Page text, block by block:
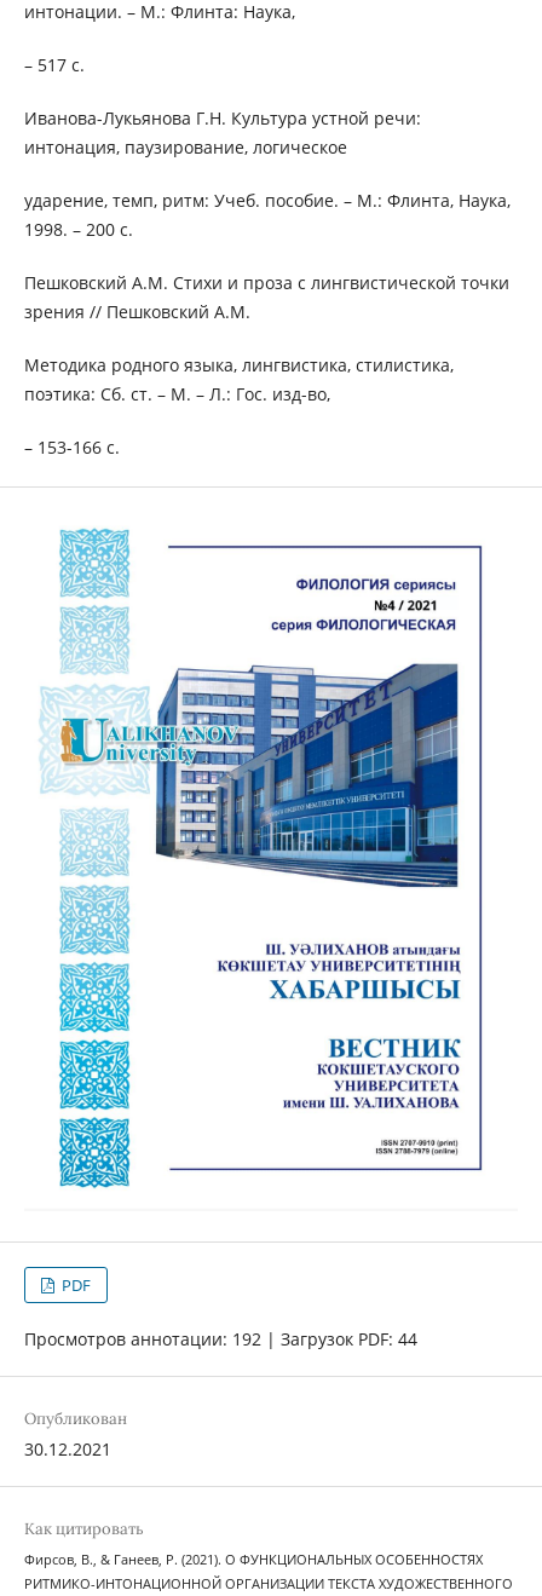
интонации. – М.: Флинта: Наука,
– 517 с.
Иванова-Лукьянова Г.Н. Культура устной речи:
интонация, паузирование, логическое
ударение, темп, ритм: Учеб. пособие. – М.: Флинта, Наука,
1998. – 200 с.
Пешковский А.М. Стихи и проза с лингвистической точки
зрения // Пешковский А.М.
Методика родного языка, лингвистика, стилистика,
поэтика: Сб. ст. – М. – Л.: Гос. изд-во,
– 153-166 c.
PDF
Просмотров аннотации: 192 | Загрузок PDF: 44
Опубликован
30.12.2021
Как цитировать
Фирсов, В., & Ганеев, Р. (2021). О ФУНКЦИОНАЛЬНЫХ ОСОБЕННОСТЯХ
РИТМИКО-ИНТОНАЦИОННОЙ ОРГАНИЗАЦИИ ТЕКСТА ХУДОЖЕСТВЕННОГО